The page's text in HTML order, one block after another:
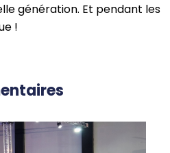
génération. Et pendant les
!